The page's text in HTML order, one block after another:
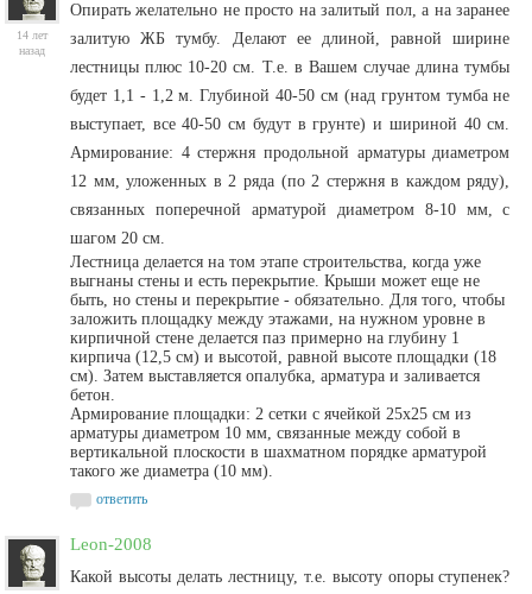
14 лет
назад
Опирать желательно не просто на залитый пол, а на заранее
залитую ЖБ тумбу. Делают ее длиной, равной ширине
лестницы плюс 10-20 см. Т.е. в Вашем случае длина тумбы
будет 1,1 - 1,2 м. Глубиной 40-50 см (над грунтом тумба не
выступает, все 40-50 см будут в грунте) и шириной 40 см.
Армирование: 4 стержня продольной арматуры диаметром
12 мм, уложенных в 2 ряда (по 2 стержня в каждом ряду),
связанных поперечной арматурой диаметром 8-10 мм, с
шагом 20 см.
Лестница делается на том этапе строительства, когда уже
выгнаны стены и есть перекрытие. Крыши может еще не
быть, но стены и перекрытие - обязательно. Для того, чтобы
заложить площадку между этажами, на нужном уровне в
кирпичной стене делается паз примерно на глубину 1
кирпича (12,5 см) и высотой, равной высоте площадки (18
см). Затем выставляется опалубка, арматура и заливается
бетон.
Армирование площадки: 2 сетки с ячейкой 25х25 см из
арматуры диаметром 10 мм, связанные между собой в
вертикальной плоскости в шахматном порядке арматурой
такого же диаметра (10 мм).
ответить
Leon-2008
Какой высоты делать лестницу, т.е. высоту опоры ступенек?